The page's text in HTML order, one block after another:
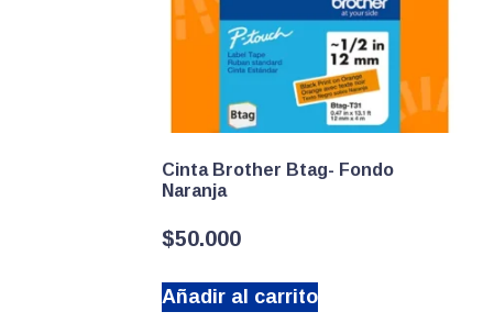
Cinta Brother Btag- Fondo
Naranja
$50.000
Añadir al carrito